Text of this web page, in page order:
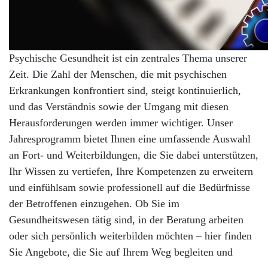
Psychische Gesundheit ist ein zentrales Thema unserer
Zeit. Die Zahl der Menschen, die mit psychischen
Erkrankungen konfrontiert sind, steigt kontinuierlich,
und das Verständnis sowie der Umgang mit diesen
Herausforderungen werden immer wichtiger. Unser
Jahresprogramm bietet Ihnen eine umfassende Auswahl
an Fort- und Weiterbildungen, die Sie dabei unterstützen,
Ihr Wissen zu vertiefen, Ihre Kompetenzen zu erweitern
und einfühlsam sowie professionell auf die Bedürfnisse
der Betroffenen einzugehen. Ob Sie im
Gesundheitswesen tätig sind, in der Beratung arbeiten
oder sich persönlich weiterbilden möchten – hier finden
Sie Angebote, die Sie auf Ihrem Weg begleiten und